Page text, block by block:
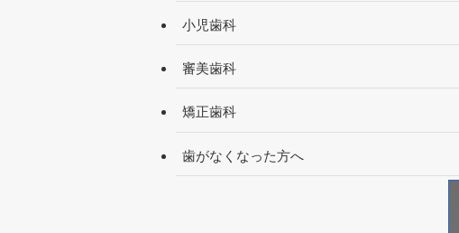
小児歯科
審美歯科
矯正歯科
歯がなくなった方へ